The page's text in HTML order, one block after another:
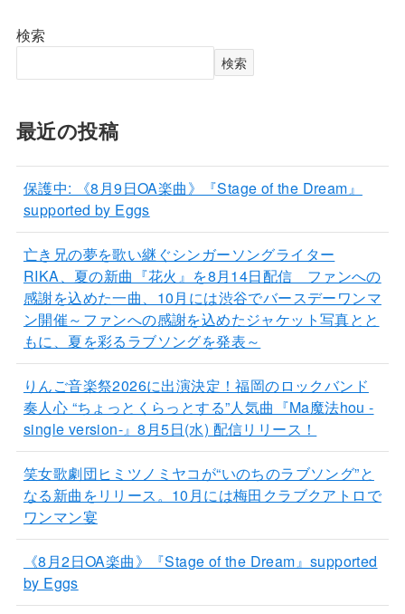
検索
検索
最近の投稿
保護中: 《8月9日OA楽曲》『Stage of the Dream』
supported by Eggs
亡き兄の夢を歌い継ぐシンガーソングライター
RIKA、夏の新曲『花火』を8月14日配信 ファンへの
感謝を込めた一曲、10月には渋谷でバースデーワンマ
ン開催～ファンへの感謝を込めたジャケット写真とと
もに、夏を彩るラブソングを発表～
りんご音楽祭2026に出演決定！福岡のロックバンド
奏人心 “ちょっとくらっとする”人気曲『Ma魔法hou -
single version-』8月5日(水) 配信リリース！
笑女歌劇団ヒミツノミヤコが“いのちのラブソング”と
なる新曲をリリース。10月には梅田クラブクアトロで
ワンマン宴
《8月2日OA楽曲》『Stage of the Dream』supported
by Eggs